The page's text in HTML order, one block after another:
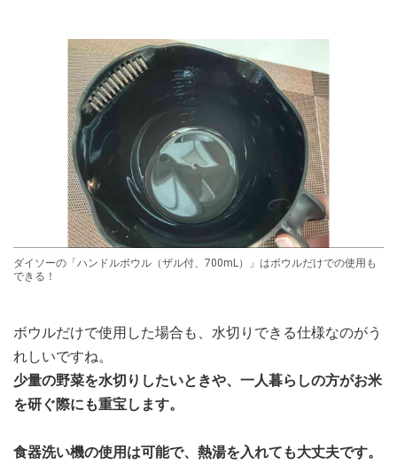
ダイソーの「ハンドルボウル（ザル付、700mL）」はボウルだけでの使用も
できる！
ボウルだけで使用した場合も、水切りできる仕様なのがう
れしいですね。
少量の野菜を水切りしたいときや、一人暮らしの方がお米
を研ぐ際にも重宝します。
食器洗い機の使用は可能で、熱湯を入れても大丈夫です。